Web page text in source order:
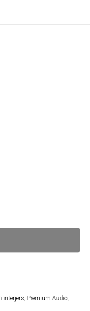
interjers, Premium Audio,